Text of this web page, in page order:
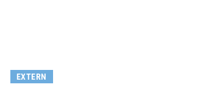
EXTERN